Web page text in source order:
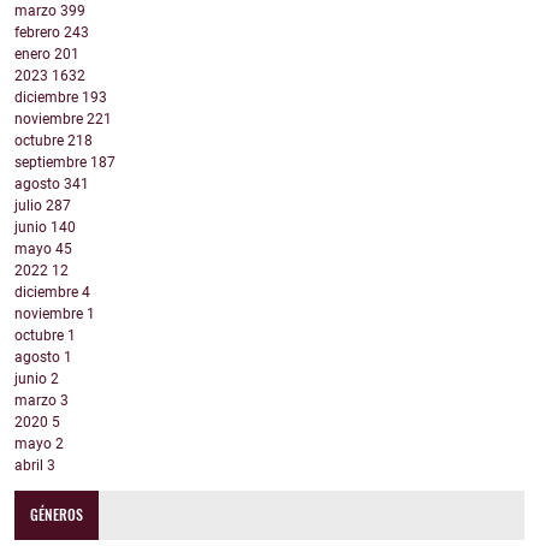
marzo 399
febrero 243
enero 201
2023 1632
diciembre 193
noviembre 221
octubre 218
septiembre 187
agosto 341
julio 287
junio 140
mayo 45
2022 12
diciembre 4
noviembre 1
octubre 1
agosto 1
junio 2
marzo 3
2020 5
mayo 2
abril 3
GÉNEROS